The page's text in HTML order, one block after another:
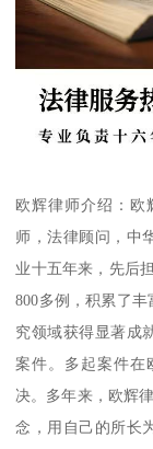
欧辉律师介绍：欧
师，法律顾问，中
业十五年来，先后
800多例，积累了
究领域获得显著成
案件。多起案件在
决。多年来，欧辉
念，用自己的所长